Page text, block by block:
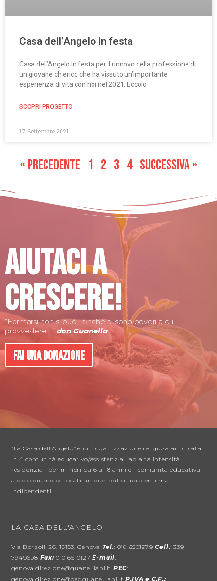
Casa dell’Angelo in festa
Casa dell’Angelo in festa per il rinnovo della professione di
un giovane chierico che ha vissuto un’importante
esperienza di vita con noi nel 2021. Eccolo
SCOPRI PROGETTO
17 Settembre 2021
« Precedente 1 2 3 4 successiva »
Aiutaci a
crescere!
“Fermarsi non si può… finché ci sono poveri a cui
provvedere….” don Guanella.
Fai una donazione
“La Casa dell’Angelo” è un’organizzazione religiosa articolata
in 4 comunità educativo/assistenziali ad alta intensità
residenziali per minori da 6 a 18 anni e 1 comunità educativa
a ciclo diurno collocati un due edifici adiacenti ma
indipendenti.
LA CASA DELL'ANGELO
Via Borzoli, 26, 16153, Genova Tel.: 010 6501979 Cell.: 339
7949698 Fax: 010 6510127E-mail:
genova.direzione@guanelliani.it PEC:
genova.direzione@pec.guanelliani.it P.IVA e C.F.: